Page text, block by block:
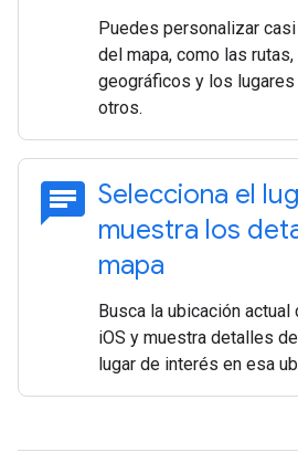
Puedes personalizar
del mapa, como las
geográficos y los
otros.
chat Selecciona el
muestra los
mapa
Busca la ubicación
iOS y muestra detalles
lugar de interés en esa